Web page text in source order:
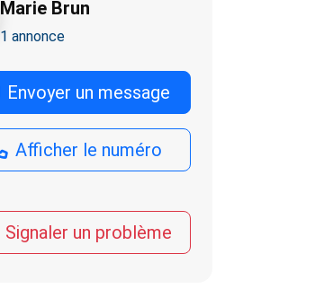
Marie Brun
1 annonce
Envoyer un message
Afficher le numéro
Signaler un problème